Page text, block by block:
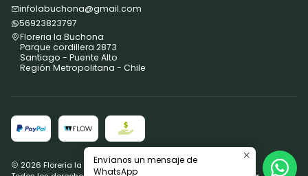
infolabuchona@gmail.com
56923823797
Floreria la Buchona
Parque cordillera 2873
Santiago - Puente Alto
Región Metropolitana - Chile
2026 Floreria la Buchona.Envíanos un mensaje de
WhatsApp